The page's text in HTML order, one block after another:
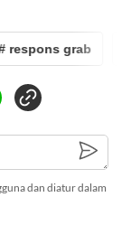
respons grab
dan diatur dalam